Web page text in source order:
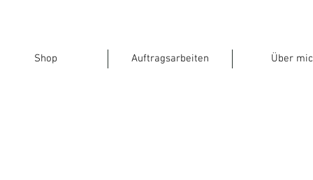
Shop Auftragsarbeiten Über